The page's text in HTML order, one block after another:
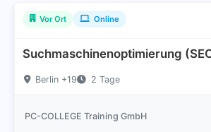
Vor Ort Online
Suchmaschinenoptimierung
Berlin +19 2 Tage
PC-COLLEGE Training GmbH